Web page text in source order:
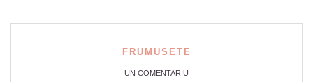
FRUMUSETE
UN COMENTARIU